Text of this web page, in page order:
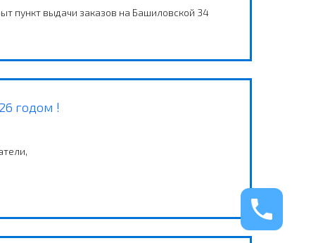
пункт выдачи заказов на Башиловской 34
годом !